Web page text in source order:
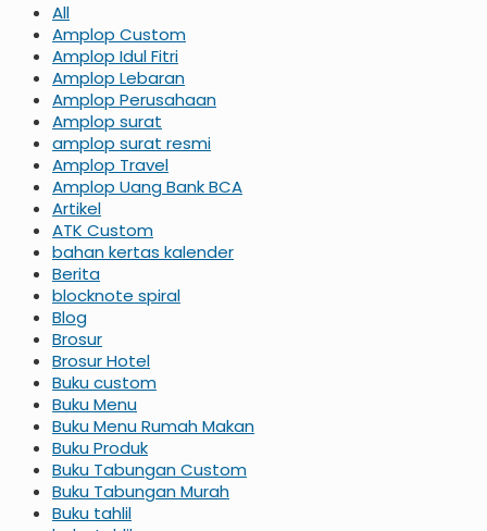
All
Amplop Custom
Amplop Idul Fitri
Amplop Lebaran
Amplop Perusahaan
Amplop surat
amplop surat resmi
Amplop Travel
Amplop Uang Bank BCA
Artikel
ATK Custom
bahan kertas kalender
Berita
blocknote spiral
Blog
Brosur
Brosur Hotel
Buku custom
Buku Menu
Buku Menu Rumah Makan
Buku Produk
Buku Tabungan Custom
Buku Tabungan Murah
Buku tahlil